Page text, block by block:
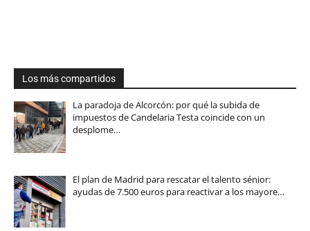
Los más compartidos
La paradoja de Alcorcón: por qué la subida de
impuestos de Candelaria Testa coincide con un
desplome…
El plan de Madrid para rescatar el talento sénior:
ayudas de 7.500 euros para reactivar a los mayore…